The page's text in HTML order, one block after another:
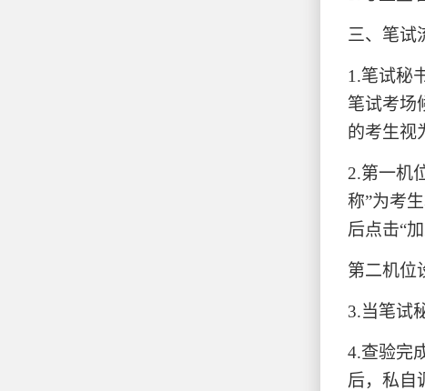
三、笔试
1.笔试秘
笔试考场
的考生视
2.第一机
称”为考
后点击“加
第二机位
3.当笔试
4.查验完
后，私自